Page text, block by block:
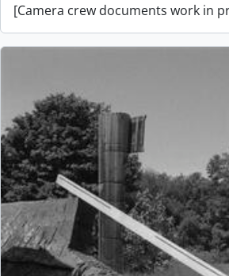
[Camera crew documents work in